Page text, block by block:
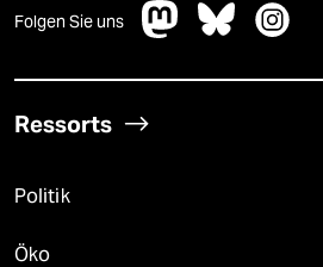
Folgen Sie uns
Ressorts
Politik
Öko